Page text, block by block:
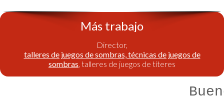
Más trabajo
Director,
talleres de juegos de sombras, técnicas de juegos de
sombras, talleres de juegos de títeres